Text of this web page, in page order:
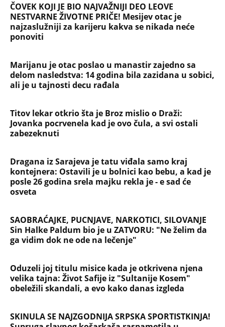
ČOVEK KOJI JE BIO NAJVAŽNIJI DEO LEOVE
NESTVARNE ŽIVOTNE PRIČE! Mesijev otac je
najzaslužniji za karijeru kakva se nikada neće
ponoviti
Marijanu je otac poslao u manastir zajedno sa
delom nasledstva: 14 godina bila zazidana u sobici,
ali je u tajnosti decu rađala
Titov lekar otkrio šta je Broz mislio o Draži:
Jovanka pocrvenela kad je ovo čula, a svi ostali
zabezeknuti
Dragana iz Sarajeva je tatu viđala samo kraj
kontejnera: Ostavili je u bolnici kao bebu, a kad je
posle 26 godina srela majku rekla je - e sad će
osveta
SAOBRAĆAJKE, PUCNJAVE, NARKOTICI, SILOVANJE
Sin Halke Paldum bio je u ZATVORU: "Ne želim da
ga vidim dok ne ode na lečenje"
Oduzeli joj titulu misice kada je otkrivena njena
velika tajna: Život Safije iz "Sultanije Kosem"
obeležili skandali, a evo kako danas izgleda
SKINULA SE NAJZGODNIJA SRPSKA SPORTISTKINJA!